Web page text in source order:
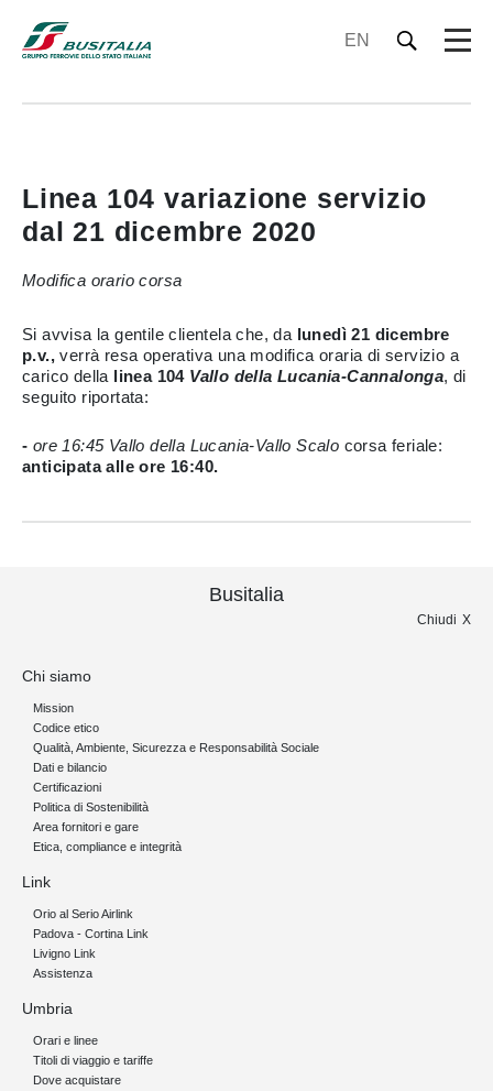
EN
Linea 104 variazione servizio
dal 21 dicembre 2020
Modifica orario corsa
Si avvisa la gentile clientela che, da lunedì 21 dicembre
p.v., verrà resa operativa una modifica oraria di servizio a
carico della linea 104Vallo della Lucania-Cannalonga, di
seguito riportata:
- ore 16:45 Vallo della Lucania-Vallo Scalo corsa feriale:
anticipata alle ore 16:40.
Busitalia
Chiudi
Chi siamo
Mission
Codice etico
Qualità, Ambiente, Sicurezza e Responsabilità Sociale
Dati e bilancio
Certificazioni
Politica di Sostenibilità
Area fornitori e gare
Etica, compliance e integrità
Link
Orio al Serio Airlink
Padova - Cortina Link
Livigno Link
Assistenza
Umbria
Orari e linee
Titoli di viaggio e tariffe
Dove acquistare